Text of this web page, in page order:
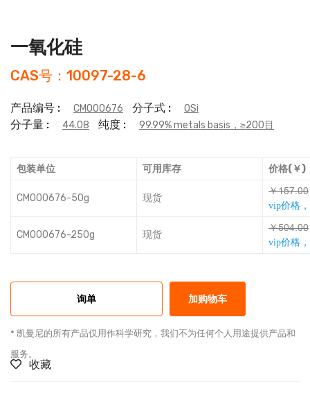
一氧化硅
CAS号：10097-28-6
产品编号 : CM000676 分子式 : OSi
分子量 : 44.08 纯度 : 99.99% metals basis，≥200目
包装单位 可用库存 价格(￥)
CM000676-50g 现货
￥ȡȺƎƛȐȐ
vip价格
CM000676-250g 现货
￥ȺȐũƛȐȐ
vip价格
询单 加购物车
* 凯曼尼的所有产品仅用作科学研究，我们不为任何个人用途提供产品和
服务。
收藏